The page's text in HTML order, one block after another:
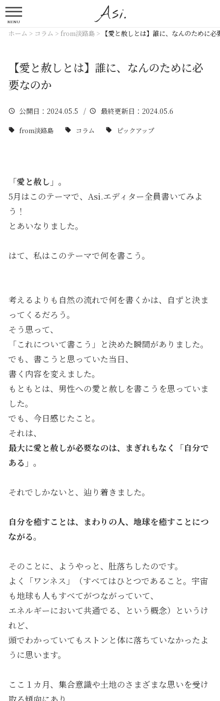
MENU
ホーム > コラム > from淡路島> 【愛と赦しとは】誰に、なんのために必
【愛と赦しとは】誰に、なんのために必
要なのか
公開日 ：2024.05.5 / 最終更新日 ：2024.05.6
from淡路島 コラム ピックアップ
「愛と赦し」。
5月はこのテーマで、Asi.エディター全員書いてみよ
う！
とあいなりました。
はて、私はこのテーマで何を書こう。
考えるよりも自然の流れで何を書くかは、自ずと決ま
ってくるだろう。
そう思って、
「これについて書こう」と決めた瞬間がありました。
でも、書こうと思っていた当日、
書く内容を変えました。
もともとは、男性への愛と赦しを書こうを思っていま
した。
でも、今日感じたこと。
それは、
最大に愛と赦しが必要なのは、 まぎれもなく「自分で
ある」。
それでしかないと、辿り着きました。
自分を癒すことは、まわりの人、地球を癒すことにつ
ながる。
そのことに、ようやっと、肚落ちしたのです。
よく「ワンネス」（すべてはひとつであること。宇宙
も地球も人もすべてがつながっていて、
エネルギーにおいて共通でる、という概念）というけ
れど、
頭でわかっていてもストンと体に落ちていなかったよ
うに思います。
ここ１カ月、集合意識や土地のさまざまな思いを受け